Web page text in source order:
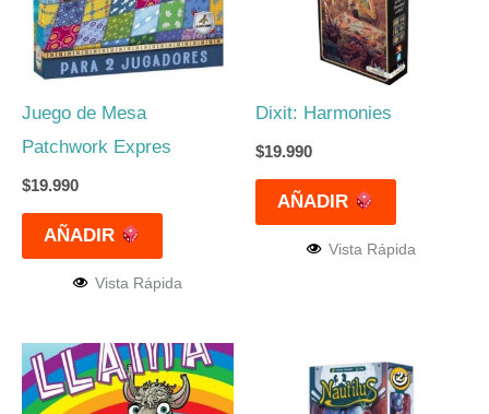
Juego de Mesa
Patchwork Expres
$19.990
AÑADIR
Vista Rápida
Dixit: Harmonies
$19.990
AÑADIR
Vista Rápida